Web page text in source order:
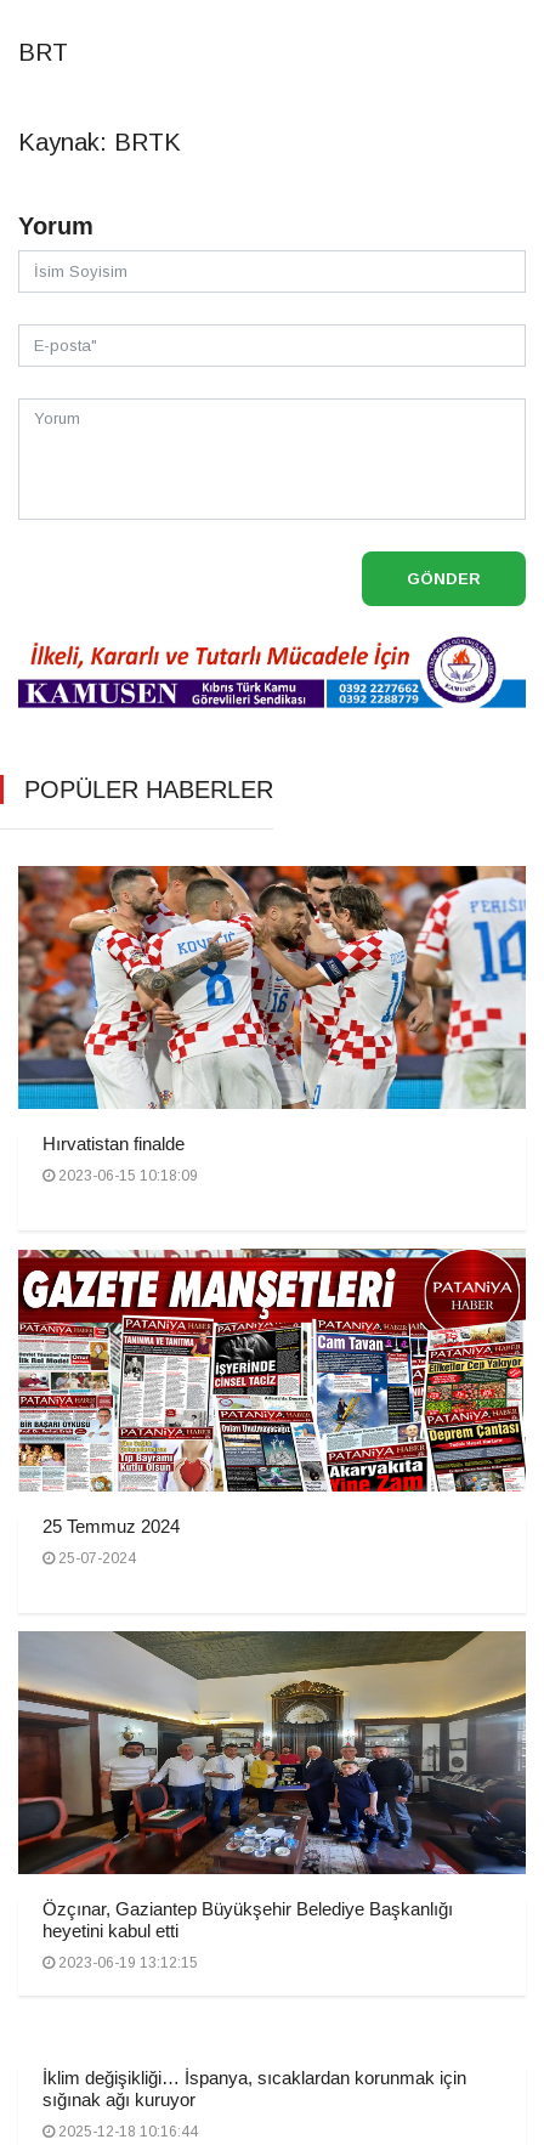
BRT
Kaynak: BRTK
Yorum
GÖNDER
POPÜLER HABERLER
Hırvatistan finalde
2023-06-15 10:18:09
25 Temmuz 2024
25-07-2024
Özçınar, Gaziantep Büyükşehir Belediye Başkanlığı
heyetini kabul etti
2023-06-19 13:12:15
İklim değişikliği… İspanya, sıcaklardan korunmak için
sığınak ağı kuruyor
2025-12-18 10:16:44